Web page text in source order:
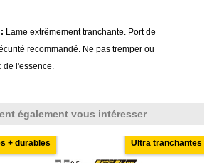
Lame extrêmement tranchante. Port de
recommandé. Ne pas tremper ou
l'essence.
également vous intéresser
+ durables Ultra tranchantes